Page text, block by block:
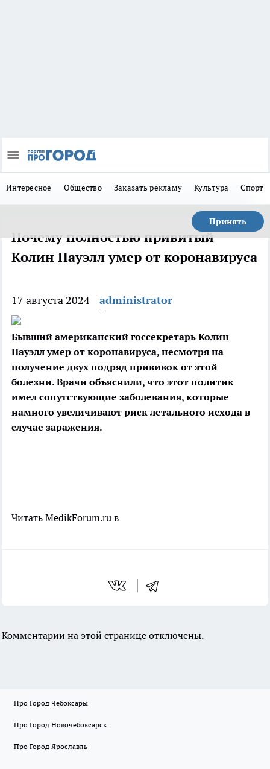
Интересное Общество Заказать рекламу Культура Спорт
Принять
Почему полностью привитый
Колин Пауэлл умер от коронавируса
17 августа 2024 administrator
Бывший американский госсекретарь Колин
Пауэлл умер от коронавируса, несмотря на
получение двух подряд прививок от этой
болезни. Врачи объяснили, что этот политик
имел сопутствующие заболевания, которые
намного увеличивают риск летального исхода в
случае заражения.
Читать MedikForum.ru в
Комментарии на этой странице отключены.
Про Город Чебоксары
Про Город Новочебоксарск
Про Город Ярославль